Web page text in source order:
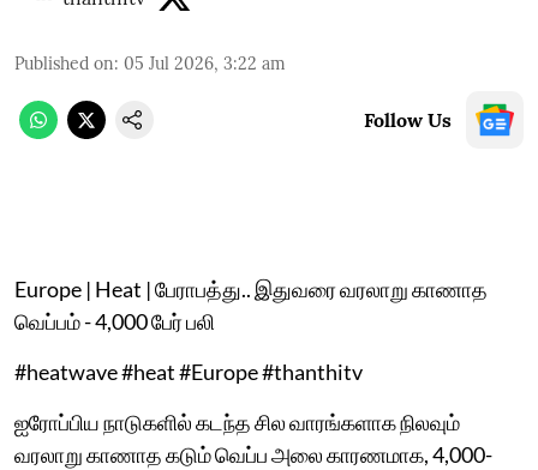
Published on: 05 Jul 2026, 3:22 am
Follow Us
Europe | Heat | பேராபத்து.. இதுவரை வரலாறு காணாத
வெப்பம் - 4,000 பேர் பலி
#heatwave #heat #Europe #thanthitv
ஐரோப்பிய நாடுகளில் கடந்த சில வாரங்களாக நிலவும்
வரலாறு காணாத கடும் வெப்ப அலை காரணமாக, 4,000-